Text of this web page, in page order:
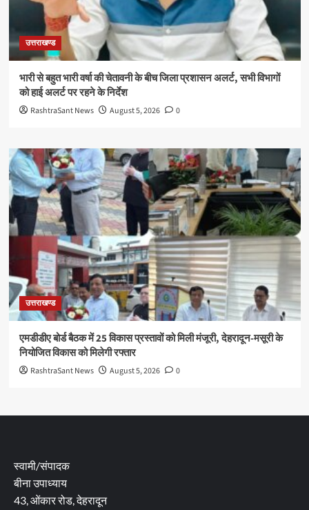
उत्तराखण्ड
भारी से बहुत भारी वर्षा की चेतावनी के बीच जिला प्रशासन अलर्ट, सभी विभागों
को हाई अलर्ट पर रहने के निर्देश
RashtraSant News August 5, 2026 0
उत्तराखण्ड
एमडीडीए बोर्ड बैठक में 25 विकास प्रस्तावों को मिली मंजूरी, देहरादून-मसूरी के
नियोजित विकास को मिलेगी रफ्तार
RashtraSant News August 5, 2026 0
स्वामी/संपादक
बीना उपाध्याय
43, ओंकार रोड, देहरादून